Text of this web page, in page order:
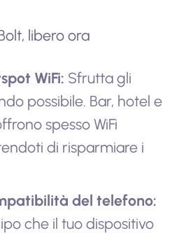
libero ora
WiFi: Sfrutta gli
possibile. Bar, hotel e
spesso WiFi
di risparmiare i
del telefono:
che il tuo dispositivo